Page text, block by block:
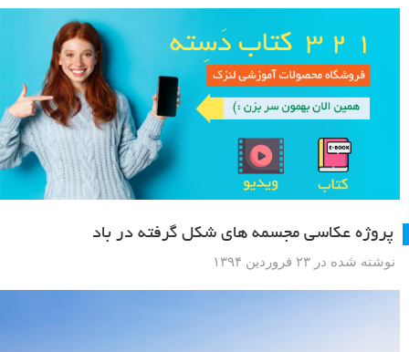
پروژه عکاسی مجسمه های شکل گرفته در باد
نوشته شده در ۲۳ فروردین ۱۳۹۴